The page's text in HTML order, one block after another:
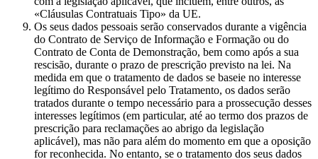
«Cláusulas Contratuais Tipo» da UE.
Os seus dados pessoais serão conservados durante a vigência
do Contrato de Serviço de Informação e Formação ou do
Contrato de Conta de Demonstração, bem como após a sua
rescisão, durante o prazo de prescrição previsto na lei. Na
medida em que o tratamento de dados se baseie no interesse
legítimo do Responsável pelo Tratamento, os dados serão
tratados durante o tempo necessário para a prossecução desses
interesses legítimos (em particular, até ao termo dos prazos de
prescrição para reclamações ao abrigo da legislação
aplicável), mas não para além do momento em que a oposição
for reconhecida. No entanto, se o tratamento dos seus dados